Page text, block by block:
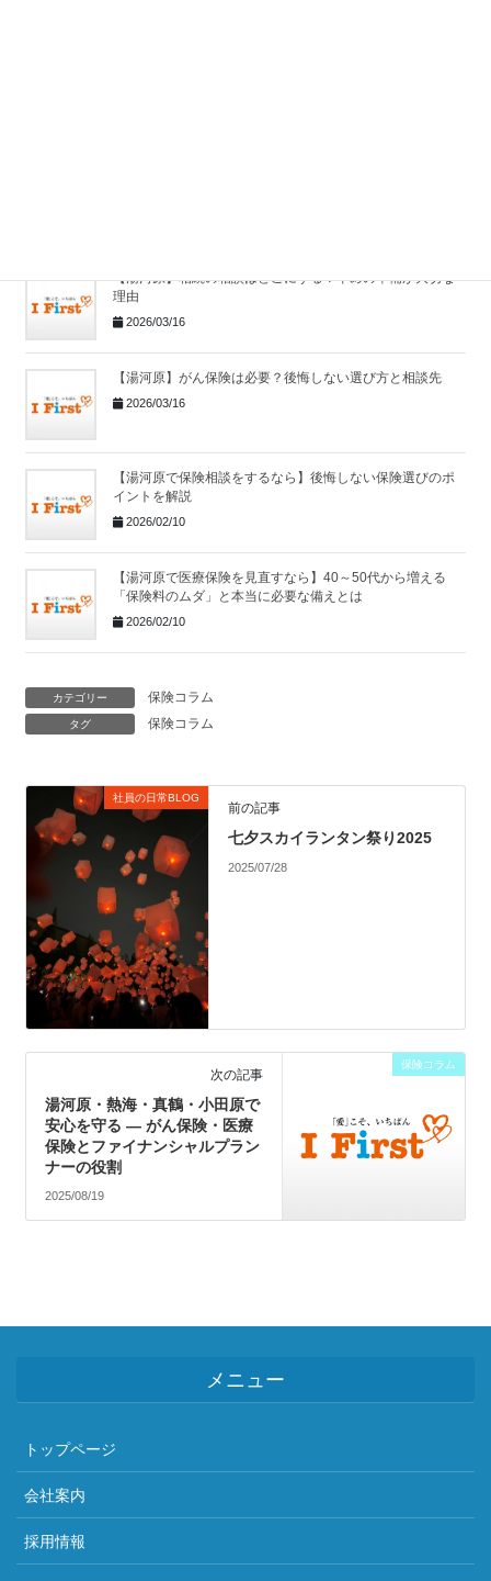
【湯河原】相続の相談はどこにする？早めの準備が大切な
理由
2026/03/16
【湯河原】がん保険は必要？後悔しない選び方と相談先
2026/03/16
【湯河原で保険相談をするなら】後悔しない保険選びのポ
イントを解説
2026/02/10
【湯河原で医療保険を見直すなら】40～50代から増える
「保険料のムダ」と本当に必要な備えとは
2026/02/10
カテゴリー 保険コラム
タグ 保険コラム
社員の日常BLOG
前の記事
七夕スカイランタン祭り2025
2025/07/28
保険コラム
次の記事
湯河原・熱海・真鶴・小田原で
安心を守る ― がん保険・医療
保険とファイナンシャルプラン
ナーの役割
2025/08/19
メニュー
トップページ
会社案内
採用情報